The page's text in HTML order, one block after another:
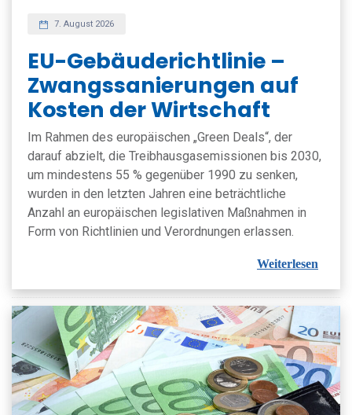
7. August 2026
EU-Gebäuderichtlinie –
Zwangssanierungen auf
Kosten der Wirtschaft
Im Rahmen des europäischen „Green Deals“, der
darauf abzielt, die Treibhausgasemissionen bis 2030,
um mindestens 55 % gegenüber 1990 zu senken,
wurden in den letzten Jahren eine beträchtliche
Anzahl an europäischen legislativen Maßnahmen in
Form von Richtlinien und Verordnungen erlassen.
Weiterlesen